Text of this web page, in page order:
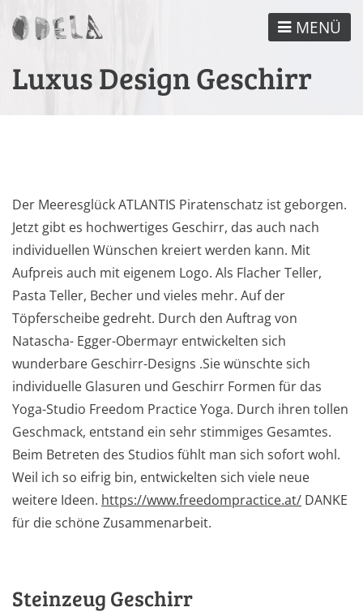
zum
MENÜ
Luxus Design Geschirr
Der Meeresglück ATLANTIS Piratenschatz ist geborgen.
Jetzt gibt es hochwertiges Geschirr, das auch nach
individuellen Wünschen kreiert werden kann. Mit
Aufpreis auch mit eigenem Logo. Als Flacher Teller,
Pasta Teller, Becher und vieles mehr. Auf der
Töpferscheibe gedreht. Durch den Auftrag von
Natascha- Egger-Obermayr entwickelten sich
wunderbare Geschirr-Designs .Sie wünschte sich
individuelle Glasuren und Geschirr Formen für das
Yoga-Studio Freedom Practice Yoga. Durch ihren tollen
Geschmack, entstand ein sehr stimmiges Gesamtes.
Beim Betreten des Studios fühlt man sich sofort wohl.
Weil ich so eifrig bin, entwickelten sich viele neue
weitere Ideen. https://www.freedompractice.at/ DANKE
für die schöne Zusammenarbeit.
Steinzeug Geschirr